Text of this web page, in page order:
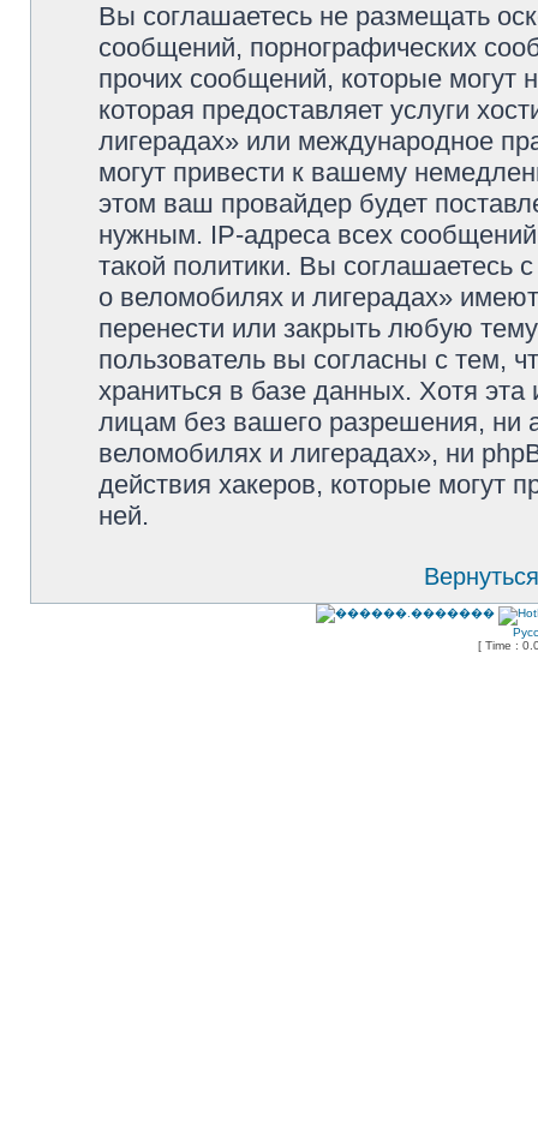
Вы соглашаетесь не размещать
сообщений, порнографических
прочих сообщений, которые могут
которая предоставляет услуги
лигерадах» или международное
могут привести к вашему
этом ваш провайдер будет
нужным. IP-адреса всех
такой политики. Вы
о веломобилях и лигерадах»
перенести или закрыть любую
пользователь вы согласны с тем,
храниться в базе данных. Хотя
лицам без вашего разрешения, ни
веломобилях и лигерадах», ни
действия хакеров, которые могут
ней.
[ Time :